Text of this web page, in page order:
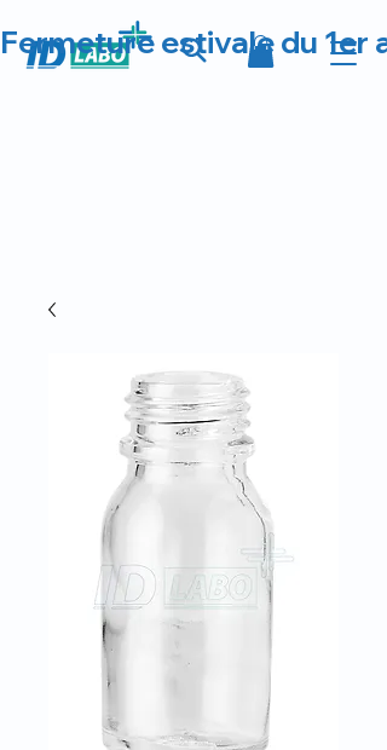
Fermeture estivale du 1er